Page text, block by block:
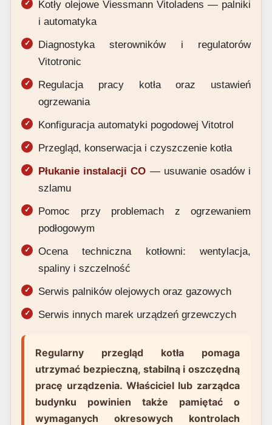
Kotły olejowe Viessmann Vitoladens — palniki
i automatyka
Diagnostyka sterowników i regulatorów
Vitotronic
Regulacja pracy kotła oraz ustawień
ogrzewania
Konfiguracja automatyki pogodowej Vitotrol
Przegląd, konserwacja i czyszczenie kotła
Płukanie instalacji CO — usuwanie osadów i
szlamu
Pomoc przy problemach z ogrzewaniem
podłogowym
Ocena techniczna kotłowni: wentylacja,
spaliny i szczelność
Serwis palników olejowych oraz gazowych
Serwis innych marek urządzeń grzewczych
Regularny przegląd kotła pomaga
utrzymać bezpieczną, stabilną i oszczędną
pracę urządzenia. Właściciel lub zarządca
budynku powinien także pamiętać o
wymaganych okresowych kontrolach